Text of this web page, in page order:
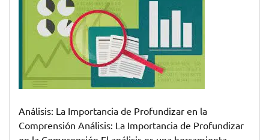
en
el
Análisis:
Una
Mirada
Detallada
a
Importancia
de
Análisis: La Importancia de Profundizar en la
Comprensión Análisis: La Importancia de Profundizar